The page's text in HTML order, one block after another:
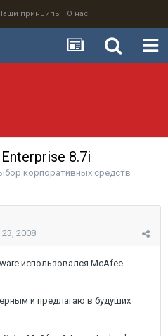
принципы О нас
8.7i
корпоративных средств
2008
использовался McAfee
и предлагаю в будуших